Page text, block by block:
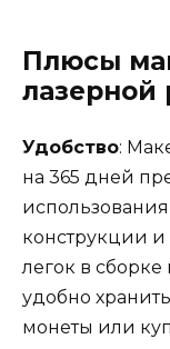
Плюсы
лазерной
Удобство:
на 365 дней
конструкции
легок в сборке
удобно
монеты или